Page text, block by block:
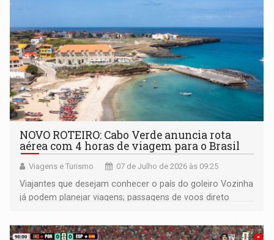
NOVO ROTEIRO: Cabo Verde anuncia rota
aérea com 4 horas de viagem para o Brasil
Viagens e Turismo 07 de Julho de 2026 às 09:25
Viajantes que desejam conhecer o país do goleiro Vozinha
já podem planejar viagens; passagens de voos direto